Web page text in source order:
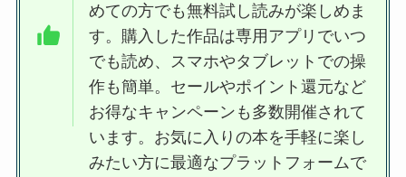
めての方でも無料試し読みが楽しめま
す。購入した作品は専用アプリでいつ
でも読め、スマホやタブレットでの操
作も簡単。セールやポイント還元など
お得なキャンペーンも多数開催されて
います。お気に入りの本を手軽に楽し
みたい方に最適なプラットフォームで